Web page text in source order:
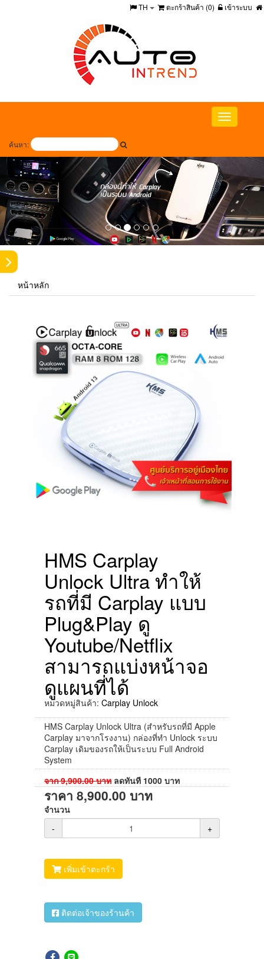
เข้าระบบ
ตะกร้าสินค้า (0)
TH
Toggle
navigation
ค้นหา:
หน้าหลัก
HMS Carplay
Unlock Ultra ทำให้
รถที่มี Carplay แบบ
Plug&Play ดู
Youtube/Netflix
สามารถแบ่งหน้าจอ
ดูแผนที่ได้
หมวดหมู่สินค้า: Carplay Unlock
HMS Carplay Unlock Ultra (สำหรับรถที่มี Apple
Carplay มาจากโรงงาน) กล่องที่ทำ Unlock ระบบ
Carplay เดิมของรถให้เป็นระบบ Full Android
System
จาก9,900.00บาท ลดทันที 1000 บาท
ราคา 8,900.00 บาท
จำนวน
-
+
เพิ่มเข้าตะกร้า
ติดต่อเจ้าของร้านค้า